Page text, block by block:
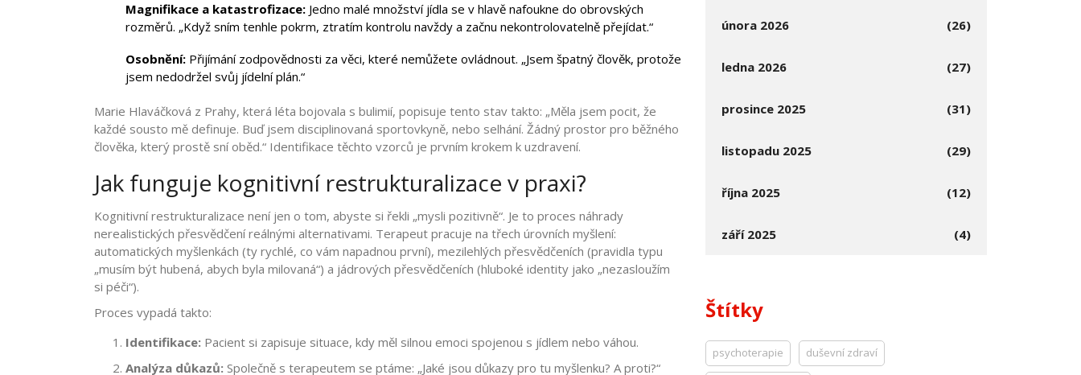
Magnifikace a katastrofizace: Jedno malé množství jídla se v hlavě nafoukne do obrovských
rozměrů. „Když sním tenhle pokrm, ztratím kontrolu navždy a začnu nekontrolovatelně přejídat.“
Osobnění: Přijímání zodpovědnosti za věci, které nemůžete ovládnout. „Jsem špatný člověk, protože
jsem nedodržel svůj jídelní plán.“
Marie Hlaváčková z Prahy, která léta bojovala s bulimií, popisuje tento stav takto: „Měla jsem pocit, že
každé sousto mě definuje. Buď jsem disciplinovaná sportovkyně, nebo selhání. Žádný prostor pro běžného
člověka, který prostě sní oběd.“ Identifikace těchto vzorců je prvním krokem k uzdravení.
Jak funguje kognitivní restrukturalizace v praxi?
Kognitivní restrukturalizace není jen o tom, abyste si řekli „mysli pozitivně“. Je to proces náhrady
nerealistických přesvědčení reálnými alternativami. Terapeut pracuje na třech úrovních myšlení:
automatických myšlenkách (ty rychlé, co vám napadnou první), mezilehlých přesvědčeních (pravidla typu
„musím být hubená, abych byla milovaná“) a jádrových přesvědčeních (hluboké identity jako „nezasloužím
si péči“).
Proces vypadá takto:
Identifikace: Pacient si zapisuje situace, kdy měl silnou emoci spojenou s jídlem nebo váhou.
Analýza důkazů: Společně s terapeutem se ptáme: „Jaké jsou důkazy pro tu myšlenku? A proti?“
února 2026 (26)
ledna 2026 (27)
prosince 2025 (31)
listopadu 2025 (29)
října 2025 (12)
září 2025 (4)
Štítky
psychoterapie duševní zdraví